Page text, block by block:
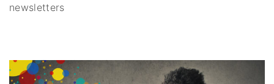
newsletters